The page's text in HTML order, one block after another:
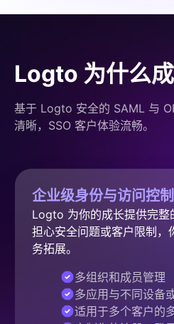
Logto 为什么成
基于 Logto 安全的 SAML 与
清晰，SSO 客户体验流畅。
企业级身份与访问控制
Logto 为你的成长提供完整
担心安全问题或客户限制，
务拓展。
多组织和成员管理
多应用与不同设备
适用于多个客户的